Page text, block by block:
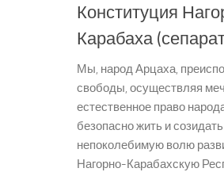
Конституция
Карабаха
Мы, народ Арцаха,
свободы, осуществляя
естественное право
безопасно жить и
непоколебимую волю
Нагорно-Карабахскую